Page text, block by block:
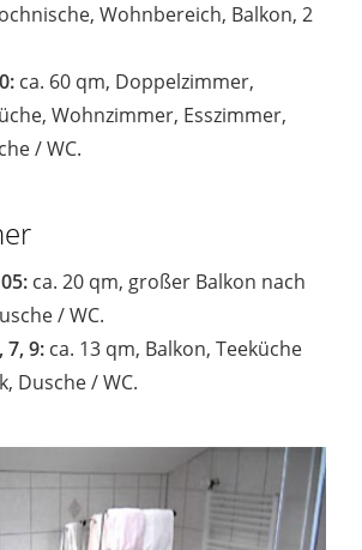
Wohnbereich, Balkon, 2
ca. 60 qm, Doppelzimmer,
Wohnzimmer, Esszimmer,
/ WC.
ca. 20 qm, großer Balkon nach
/ WC.
7, 9: ca. 13 qm, Balkon, Teeküche
Dusche / WC.